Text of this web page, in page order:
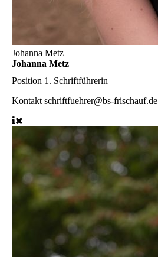
Johanna Metz
Johanna Metz
Position 1. Schriftführerin
Kontakt schriftfuehrer@bs-frischauf.de